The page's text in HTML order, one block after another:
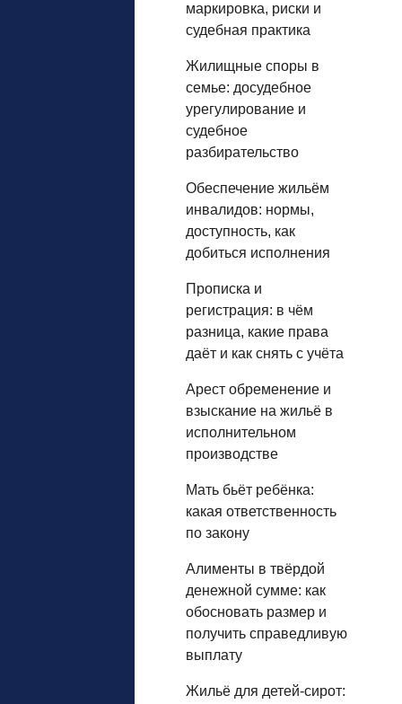
маркировка, риски и
судебная практика
Жилищные споры в
семье: досудебное
урегулирование и
судебное
разбирательство
Обеспечение жильём
инвалидов: нормы,
доступность, как
добиться исполнения
Прописка и
регистрация: в чём
разница, какие права
даёт и как снять с учёта
Арест обременение и
взыскание на жильё в
исполнительном
производстве
Мать бьёт ребёнка:
какая ответственность
по закону
Алименты в твёрдой
денежной сумме: как
обосновать размер и
получить справедливую
выплату
Жильё для детей‑сирот: